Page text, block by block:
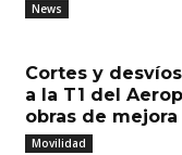
News
Cortes y
a la T1 del
obras de mejora
Movilidad